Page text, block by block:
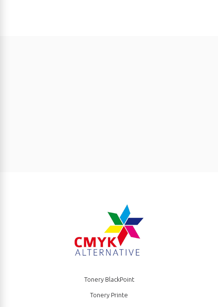
Tonery BlackPoint
Tonery Printe